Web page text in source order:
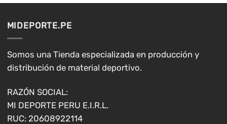
se
pueden
elegir
en
página
de
producto
elegir
en
MIDEPORTE.PE
Somos una Tienda especializada en producción y
distribución de material deportivo.
RAZÓN SOCIAL:
MI DEPORTE PERU E.I.R.L.
RUC: 20608922114